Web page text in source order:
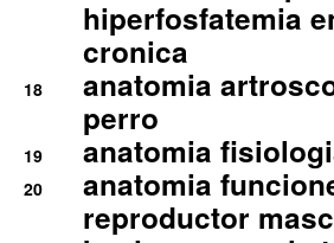
hiperfosfatemia
cronica
18
anatomia
perro
19 anatomia
20
anatomia
reproductor